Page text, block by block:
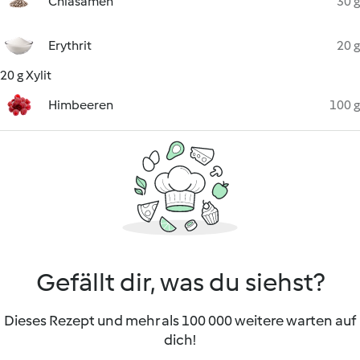
Erythrit
20 g
20 g Xylit
Himbeeren
100 g
Gefällt dir, was du siehst?
Dieses Rezept und mehr als 100 000 weitere warten auf
dich!